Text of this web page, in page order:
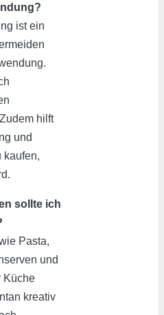
ist ein
hilft
und
kaufen,
sollte ich
Pasta,
und
Küche
kreativ